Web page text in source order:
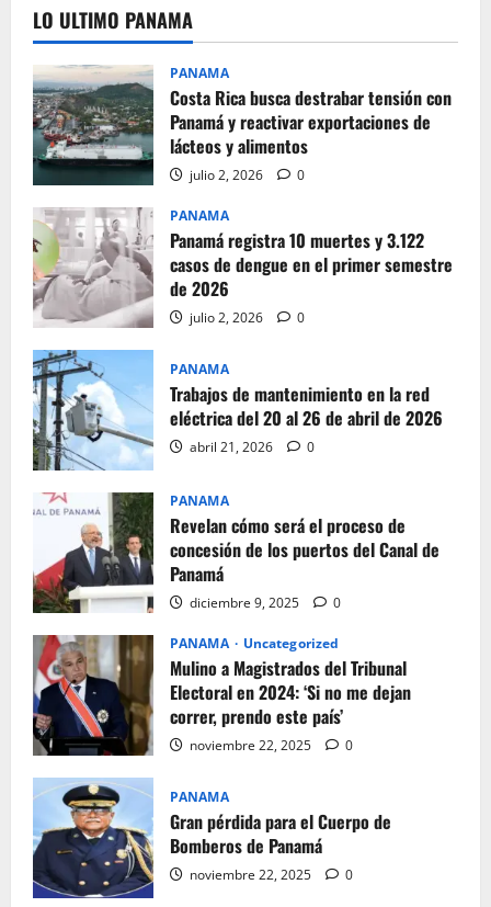
LO ULTIMO PANAMA
PANAMA
Costa Rica busca destrabar tensión con
Panamá y reactivar exportaciones de
lácteos y alimentos
julio 2, 2026 0
PANAMA
Panamá registra 10 muertes y 3.122
casos de dengue en el primer semestre
de 2026
julio 2, 2026 0
PANAMA
Trabajos de mantenimiento en la red
eléctrica del 20 al 26 de abril de 2026
abril 21, 2026 0
PANAMA
Revelan cómo será el proceso de
concesión de los puertos del Canal de
Panamá
diciembre 9, 2025 0
PANAMA Uncategorized
Mulino a Magistrados del Tribunal
Electoral en 2024: ‘Si no me dejan
correr, prendo este país’
noviembre 22, 2025 0
PANAMA
Gran pérdida para el Cuerpo de
Bomberos de Panamá
noviembre 22, 2025 0